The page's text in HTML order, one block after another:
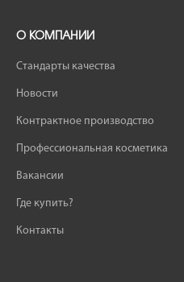
О КОМПАНИИ
Стандарты качества
Новости
Контрактное производство
Профессиональная косметика
Вакансии
Где купить?
Контакты